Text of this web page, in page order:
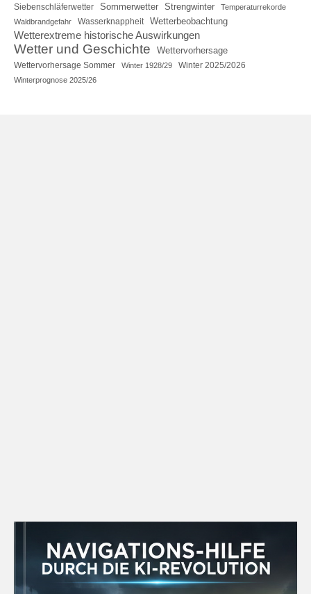
Siebenschläferwetter Sommerwetter Strengwinter
Temperaturrekorde
Waldbrandgefahr
Wasserknappheit Wetterbeobachtung
Wetterextreme historische Auswirkungen
Wetter und Geschichte Wettervorhersage
Wettervorhersage Sommer Winter 1928/29 Winter 2025/2026
Winterprognose 2025/26